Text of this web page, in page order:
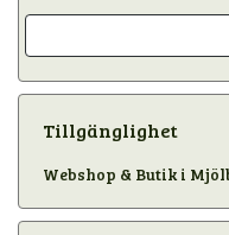
Tillgänglighet
Webshop & Butik i